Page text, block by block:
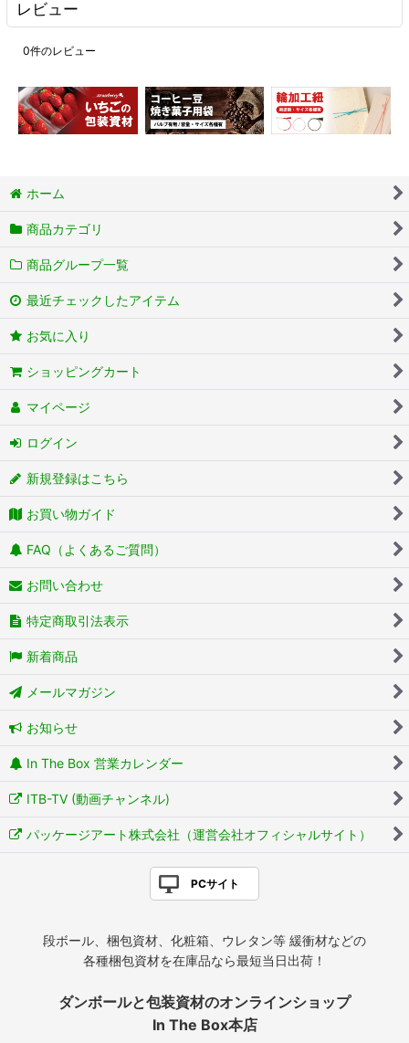
レビュー
0件のレビュー
ホーム
商品カテゴリ
商品グループ一覧
最近チェックしたアイテム
お気に入り
ショッピングカート
マイページ
ログイン
新規登録はこちら
お買い物ガイド
FAQ（よくあるご質問）
お問い合わせ
特定商取引法表示
新着商品
メールマガジン
お知らせ
In The Box 営業カレンダー
ITB-TV (動画チャンネル)
パッケージアート株式会社（運営会社オフィシャルサイト）
PCサイト
段ボール、梱包資材、化粧箱、ウレタン等 緩衝材などの
各種梱包資材を在庫品なら最短当日出荷！
ダンボールと包装資材のオンラインショップ
In The Box本店